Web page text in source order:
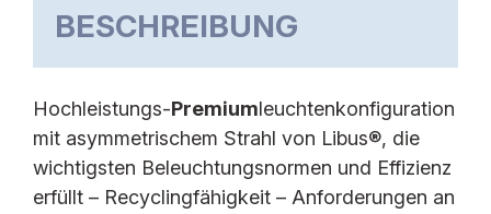
LSS BL IP20
LSP CT IP40
LSP MC IP40
LWP CT IP40
SBL13WB E-SILVER
SBL13WB PERFORM.
BESCHREIBUNG
Hochleistungs-Premiumleuchtenkonfiguration
mit asymmetrischem Strahl von Libus®, die
wichtigsten Beleuchtungsnormen und Effizienz
erfüllt – Recyclingfähigkeit – Anforderungen an